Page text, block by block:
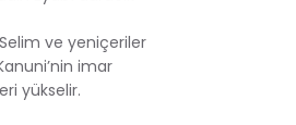
ve yeniçeriler
imar
yükselir.